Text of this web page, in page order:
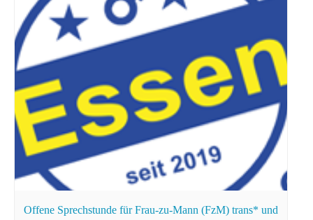
Offene Sprechstunde für Frau-zu-Mann (FzM) trans* und